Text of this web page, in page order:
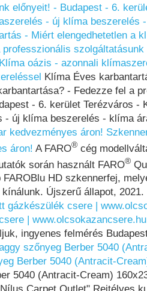
előnyeit! - Budapest - 6.
- új klíma beszerelés
- Miért elengedhetetlen a
professzionális
oázis - azonnali
Klíma Éves
- Fedezze fel a
- 6. kerület Terézváros -
- új klíma beszerelés - klíma
kedvezményes áron!
áron! A FARO® cég
során használt FARO®
FAROBlu HD szkennerfej,
kínálunk. Újszerű állapot,
gázkészülék csere |
| www.olcsokazancsere.hu
ingyenes felmérés
szőnyeg Berber 5040
Berber 5040 (Antracit-
5040 (Antracit-Cream)